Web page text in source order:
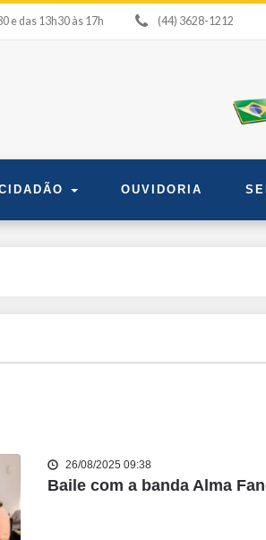
e das 13h30 às 17h (44) 3628-1212
OUVIDORIA
26/08/2025 09:38
Baile com a banda Alma